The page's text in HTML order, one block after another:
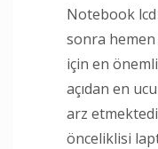
Notebook lcd
sonra
için en
açıdan en
arz
önceliklisi